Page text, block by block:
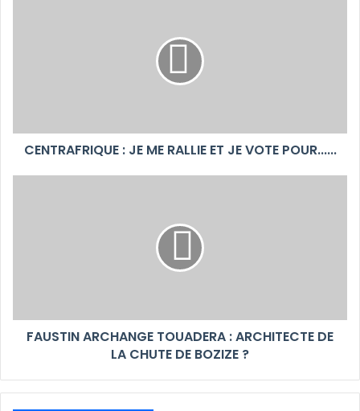
CENTRAFRIQUE : JE ME RALLIE ET JE VOTE POUR......
FAUSTIN ARCHANGE TOUADERA : ARCHITECTE DE
LA CHUTE DE BOZIZE ?